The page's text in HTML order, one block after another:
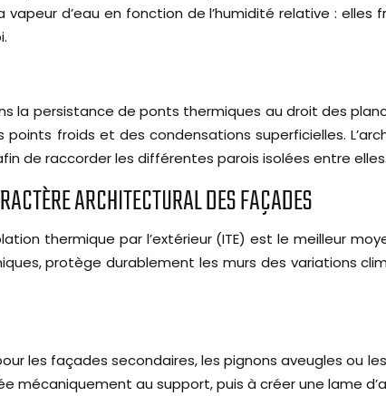
d’eau en fonction de l’humidité relative : elles
la persistance de ponts thermiques au droit des
froids et des condensations superficielles.
de raccorder les différentes parois isolées entre elles.
ARCHITECTURAL DES FAÇADES
thermique par l’extérieur (ITE) est le meilleur
protège durablement les murs des variations
les façades secondaires, les pignons aveugles ou
mécaniquement au support, puis à créer une lame